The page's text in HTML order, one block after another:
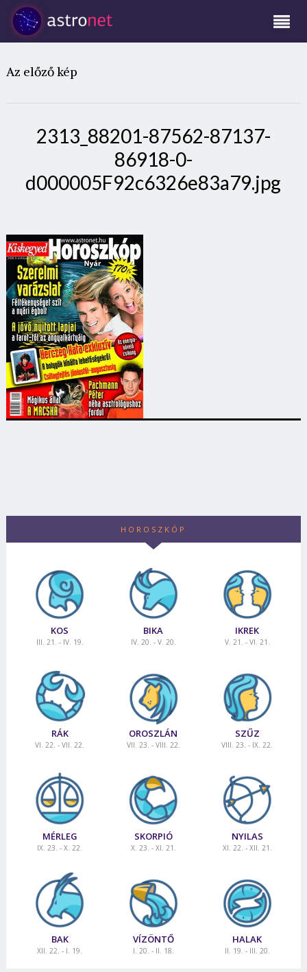
Az előző kép
2313_88201-87562-87137-
86918-0-
d000005F92c6326e83a79.jpg
HOROSZKÓP
KOS
III. 21. - IV. 19.
BIKA
IV. 20. - V. 20.
IKREK
V. 21. - VI. 21.
RÁK
VI. 22. - VII. 22.
OROSZLÁN
VII. 23. - VIII. 22.
SZŰZ
VIII. 23. - IX. 22.
MÉRLEG
IX. 23. - X. 22.
SKORPIÓ
X. 23. - XI. 21.
NYILAS
XI. 22. - XII. 21.
BAK
XII. 22. - I. 19.
VÍZÖNTŐ
I. 20. - II. 18.
HALAK
II. 19. - III. 20.